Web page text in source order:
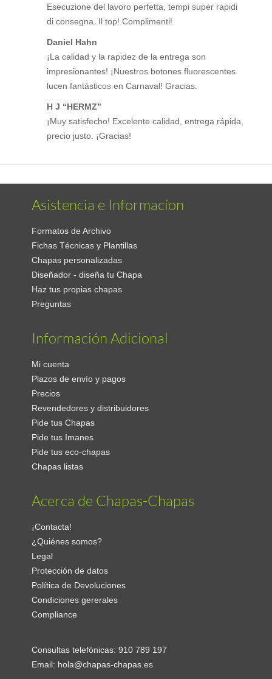
Esecuzione del lavoro perfetta, tempi super rapidi
di consegna. Il top! Complimenti!
Daniel Hahn
¡La calidad y la rapidez de la entrega son
impresionantes! ¡Nuestros botones fluorescentes
lucen fantásticos en Carnaval! Gracias.
H J “HERMZ”
¡Muy satisfecho! Excelente calidad, entrega rápida,
precio justo. ¡Gracias!
Asistencia e Informacíon
Formatos de Archivo
Fichas Técnicas y Plantillas
Chapas personalizadas
Diseñador - diseña tu Chapa
Haz tus propias chapas
Preguntas
Información Adicional
Mi cuenta
Plazos de envío y pagos
Precios
Revendedores y distribuidores
Pide tus Chapas
Pide tus Imanes
Pide tus eco-chapas
Chapas listas
Acerca de Chapas-Chapas
¡Contacta!
¿Quiénes somos?
Legal
Protección de datos
Política de Devoluciones
Condiciones gererales
Compliance
Consultas telefónicas:910 789 197
Email: hola@chapas-chapas.es